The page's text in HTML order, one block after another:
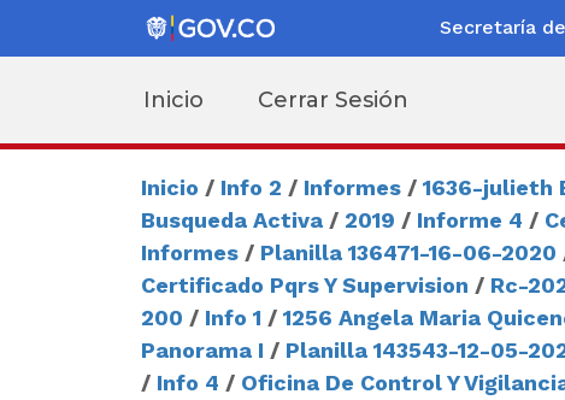
Secretaría
Inicio Cerrar Sesión
Inicio / Info 2 / Informes / 1636-julieth
Busqueda Activa / 2019 / Informe 4 /
Informes / Planilla 136471-16-06-2020
Certificado Pqrs Y Supervision / Rc-
200 / Info 1 / 1256 Angela Maria
Panorama I / Planilla 143543-12-05-
/ Info 4 / Oficina De Control Y